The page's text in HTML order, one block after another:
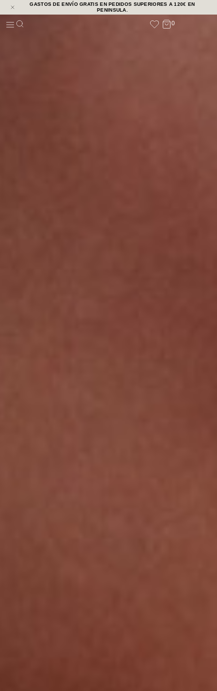
GASTOS DE ENVÍO GRATIS EN PEDIDOS SUPERIORES A 120€ EN
PENINSULA.
0
NOVEDADES